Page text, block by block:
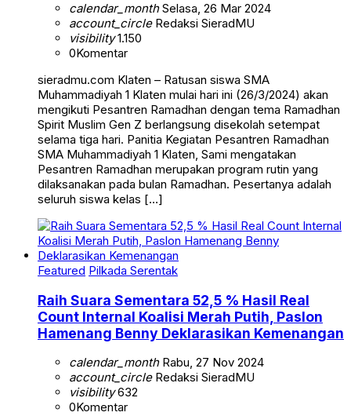
calendar_monthSelasa, 26 Mar 2024
account_circleRedaksi SieradMU
visibility1.150
0Komentar
sieradmu.com Klaten – Ratusan siswa SMA
Muhammadiyah 1 Klaten mulai hari ini (26/3/2024) akan
mengikuti Pesantren Ramadhan dengan tema Ramadhan
Spirit Muslim Gen Z berlangsung disekolah setempat
selama tiga hari. Panitia Kegiatan Pesantren Ramadhan
SMA Muhammadiyah 1 Klaten, Sami mengatakan
Pesantren Ramadhan merupakan program rutin yang
dilaksanakan pada bulan Ramadhan. Pesertanya adalah
seluruh siswa kelas […]
Featured Pilkada Serentak
Raih Suara Sementara 52,5 % Hasil Real
Count Internal Koalisi Merah Putih, Paslon
Hamenang Benny Deklarasikan Kemenangan
calendar_monthRabu, 27 Nov 2024
account_circleRedaksi SieradMU
visibility632
0Komentar